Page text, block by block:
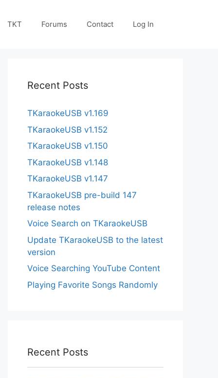
TKT Forums Contact Log In
Recent Posts
TKaraokeUSB v1.169
TKaraokeUSB v1.152
TKaraokeUSB v1.150
TKaraokeUSB v1.148
TKaraokeUSB v1.147
TKaraokeUSB pre-build 147
release notes
Voice Search on TKaraokeUSB
Update TKaraokeUSB to the latest
version
Voice Searching YouTube Content
Playing Favorite Songs Randomly
Recent Posts